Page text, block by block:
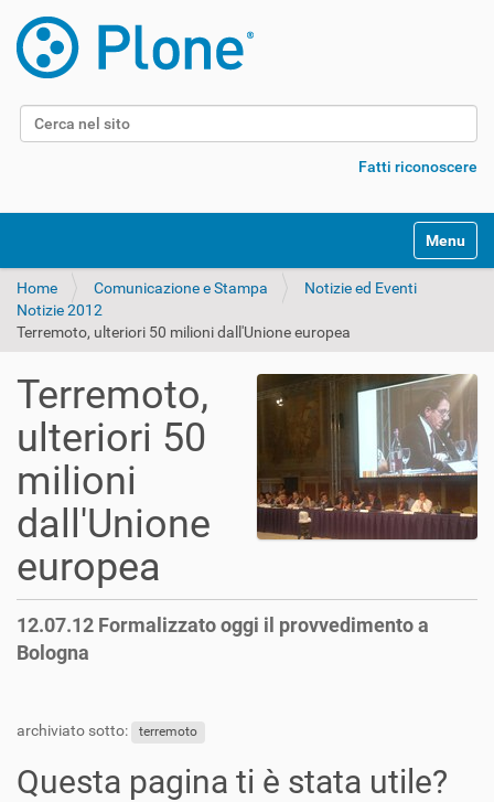
Cerca nel sito
Fatti riconoscere
Alterna
Home Comunicazione e Stampa
Notizie ed Eventi
Notizie 2012
Terremoto, ulteriori 50 milioni dall'Unione europea
Terremoto,
ulteriori 50
milioni
dall'Unione
europea
12.07.12 Formalizzato oggi il provvedimento a
Bologna
archiviato sotto: terremoto
Questa pagina ti è stata utile?